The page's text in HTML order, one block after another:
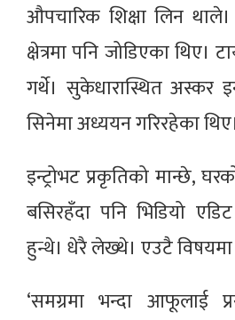
औपचारिक शिक्षा लिन थाले।
क्षेत्रमा पनि जोडिएका
गर्थे। सुकेधारास्थित अस्कर
सिनेमा अध्ययन गरिरहेका थिए।
इन्ट्रोभट प्रकृतिको मान्छे,
बसिरहँदा पनि भिडियो
हुन्थे। धेरै लेख्थे। एउटै विषयमा
‘समग्रमा भन्दा आफूलाई